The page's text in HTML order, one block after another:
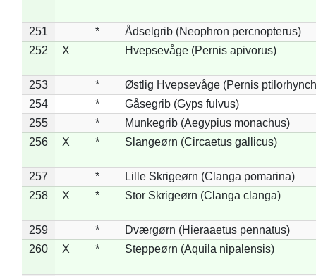
251 *
Ådselgrib (Neophron percnopterus)
252
X Hvepsevåge (Pernis apivorus)
253 *
Østlig Hvepsevåge (Pernis
254
*
Gåsegrib (Gyps fulvus)
255
*
Munkegrib (Aegypius monachus)
256
X * Slangeørn (Circaetus gallicus)
257 *
Lille Skrigeørn (Clanga pomarina)
258
X * Stor Skrigeørn (Clanga clanga)
259 *
Dværgørn (Hieraaetus pennatus)
260
X * Steppeørn (Aquila nipalensis)